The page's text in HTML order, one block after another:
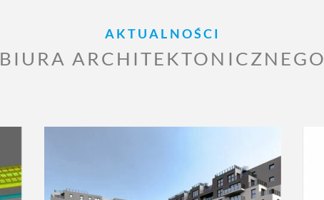
AKTUALNOŚCI
BIURA ARCHITEKTONICZNEGO